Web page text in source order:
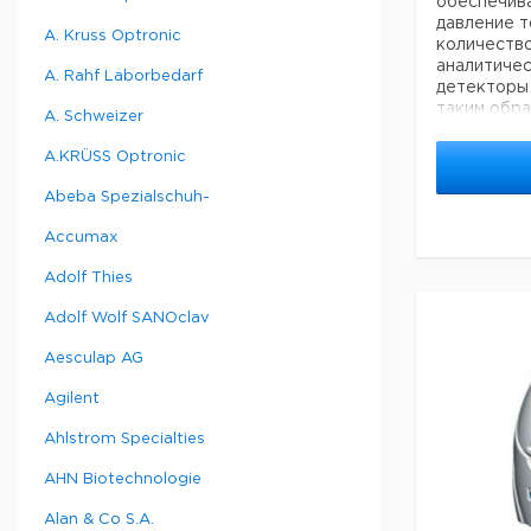
A. Kruss Optronic
A. Rahf Laborbedarf
A. Schweizer
A.KRÜSS Optronic
Abeba Spezialschuh-
Accumax
Adolf Thies
Adolf Wolf SANOclav
Aesculap AG
Agilent
Ahlstrom Specialties
AHN Biotechnologie
Alan & Co S.A.
давление
детекторы
таким
•
•
•
• USB-